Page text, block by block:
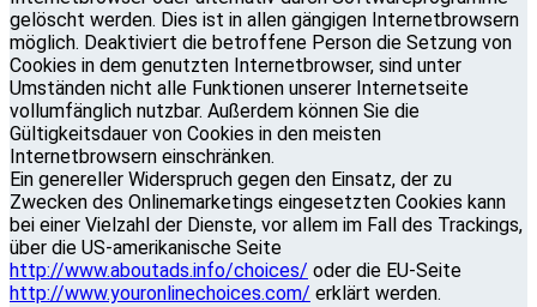
gelöscht werden. Dies ist in allen gängigen Internetbrowsern
möglich. Deaktiviert die betroffene Person die Setzung von
Cookies in dem genutzten Internetbrowser, sind unter
Umständen nicht alle Funktionen unserer Internetseite
vollumfänglich nutzbar. Außerdem können Sie die
Gültigkeitsdauer von Cookies in den meisten
Internetbrowsern einschränken.
Ein genereller Widerspruch gegen den Einsatz, der zu
Zwecken des Onlinemarketings eingesetzten Cookies kann
bei einer Vielzahl der Dienste, vor allem im Fall des Trackings,
über die US-amerikanische Seite
http://www.aboutads.info/choices/ oder die EU-Seite
http://www.youronlinechoices.com/ erklärt werden.